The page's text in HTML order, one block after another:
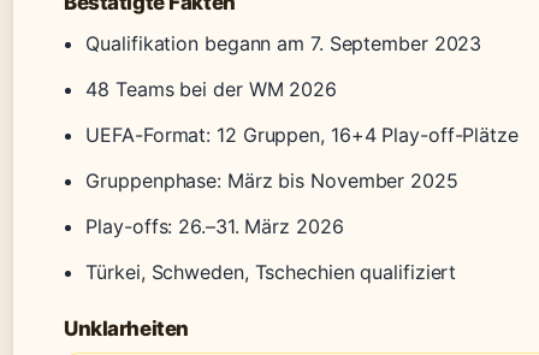
Qualifikation begann am 7. September 2023
48 Teams bei der WM 2026
UEFA-Format: 12 Gruppen, 16+4 Play-off-Plätze
Gruppenphase: März bis November 2025
Play-offs: 26.–31. März 2026
Türkei, Schweden, Tschechien qualifiziert
Unklarheiten